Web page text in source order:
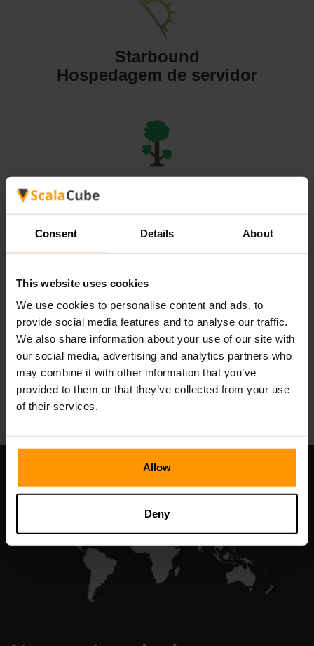
Consent Details About
This website uses cookies
We use cookies to personalise content and ads, to
provide social media features and to analyse our traffic.
We also share information about your use of our site with
our social media, advertising and analytics partners who
may combine it with other information that you’ve
provided to them or that they’ve collected from your use
of their services.
Allow
Deny
Starbound
Hospedagem de servidor
Hospedagem de servidor
Valheim
Hospedagem de servidor
All Games